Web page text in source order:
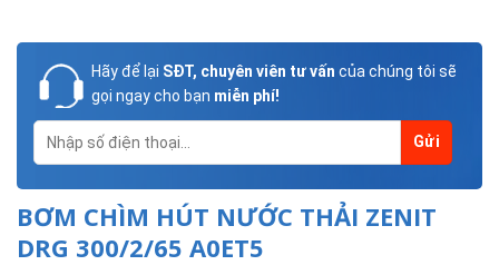
Hãy để lại SĐT, chuyên viên tư vấn của chúng tôi sẽ
gọi ngay cho bạn miễn phí!
BƠM CHÌM HÚT NƯỚC THẢI ZENIT
DRG 300/2/65 A0ET5